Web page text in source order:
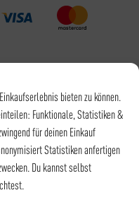
bieten zu können.
Funktionale, Statistiken &
für deinen Einkauf
Statistiken anfertigen
Du kannst selbst